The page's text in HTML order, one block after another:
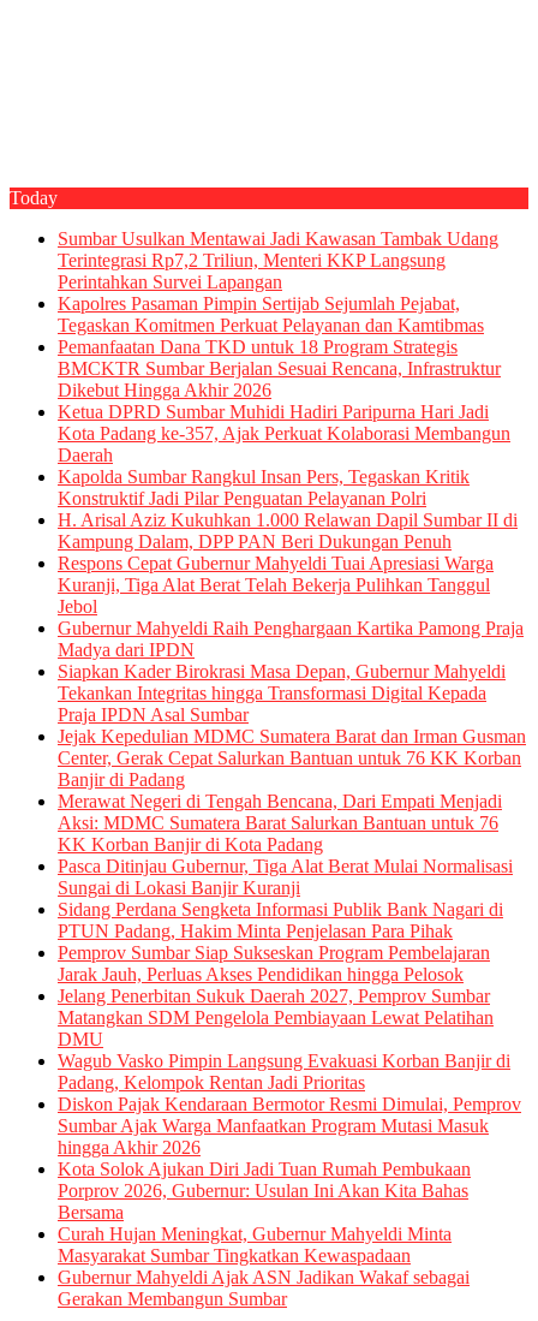
Today
Sumbar Usulkan Mentawai Jadi Kawasan Tambak Udang
Terintegrasi Rp7,2 Triliun, Menteri KKP Langsung
Perintahkan Survei Lapangan
Kapolres Pasaman Pimpin Sertijab Sejumlah Pejabat,
Tegaskan Komitmen Perkuat Pelayanan dan Kamtibmas
Pemanfaatan Dana TKD untuk 18 Program Strategis
BMCKTR Sumbar Berjalan Sesuai Rencana, Infrastruktur
Dikebut Hingga Akhir 2026
Ketua DPRD Sumbar Muhidi Hadiri Paripurna Hari Jadi
Kota Padang ke-357, Ajak Perkuat Kolaborasi Membangun
Daerah
Kapolda Sumbar Rangkul Insan Pers, Tegaskan Kritik
Konstruktif Jadi Pilar Penguatan Pelayanan Polri
H. Arisal Aziz Kukuhkan 1.000 Relawan Dapil Sumbar II di
Kampung Dalam, DPP PAN Beri Dukungan Penuh
Respons Cepat Gubernur Mahyeldi Tuai Apresiasi Warga
Kuranji, Tiga Alat Berat Telah Bekerja Pulihkan Tanggul
Jebol
Gubernur Mahyeldi Raih Penghargaan Kartika Pamong Praja
Madya dari IPDN
Siapkan Kader Birokrasi Masa Depan, Gubernur Mahyeldi
Tekankan Integritas hingga Transformasi Digital Kepada
Praja IPDN Asal Sumbar
Jejak Kepedulian MDMC Sumatera Barat dan Irman Gusman
Center, Gerak Cepat Salurkan Bantuan untuk 76 KK Korban
Banjir di Padang
Merawat Negeri di Tengah Bencana, Dari Empati Menjadi
Aksi: MDMC Sumatera Barat Salurkan Bantuan untuk 76
KK Korban Banjir di Kota Padang
Pasca Ditinjau Gubernur, Tiga Alat Berat Mulai Normalisasi
Sungai di Lokasi Banjir Kuranji
Sidang Perdana Sengketa Informasi Publik Bank Nagari di
PTUN Padang, Hakim Minta Penjelasan Para Pihak
Pemprov Sumbar Siap Sukseskan Program Pembelajaran
Jarak Jauh, Perluas Akses Pendidikan hingga Pelosok
Jelang Penerbitan Sukuk Daerah 2027, Pemprov Sumbar
Matangkan SDM Pengelola Pembiayaan Lewat Pelatihan
DMU
Wagub Vasko Pimpin Langsung Evakuasi Korban Banjir di
Padang, Kelompok Rentan Jadi Prioritas
Diskon Pajak Kendaraan Bermotor Resmi Dimulai, Pemprov
Sumbar Ajak Warga Manfaatkan Program Mutasi Masuk
hingga Akhir 2026
Kota Solok Ajukan Diri Jadi Tuan Rumah Pembukaan
Porprov 2026, Gubernur: Usulan Ini Akan Kita Bahas
Bersama
Curah Hujan Meningkat, Gubernur Mahyeldi Minta
Masyarakat Sumbar Tingkatkan Kewaspadaan
Gubernur Mahyeldi Ajak ASN Jadikan Wakaf sebagai
Gerakan Membangun Sumbar